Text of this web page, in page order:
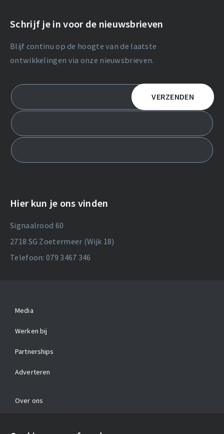
Schrijf je in voor de nieuwsbrieven
Blijf continu op de hoogte van de laatste
ontwikkelingen via onze nieuwsbrieven.
Hier kun je ons vinden
Signaalrood 60
2718 SG Zoetermeer (Wijk 18)
Telefoon: 079 3467 346
Media
Werken bij
Partnerships
Adverteren
Over ons